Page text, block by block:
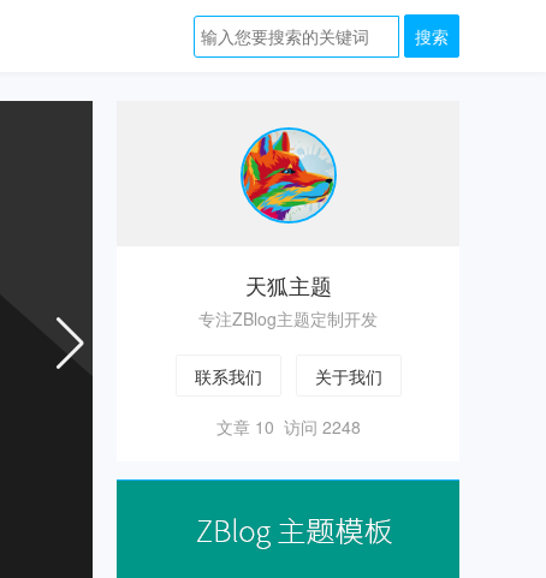
天狐主题
专注ZBlog主题定制开发
联系我们 关于我们
文章 10 访问 2248